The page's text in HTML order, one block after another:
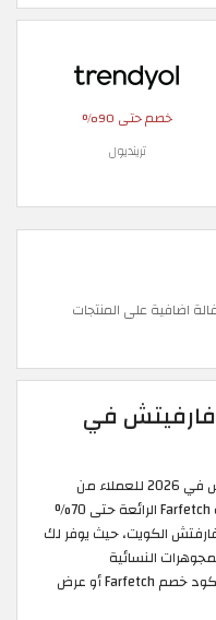
خصم حتى 90%
ترينديول
اضافية على المنتجات
في
هو أقوى كوبون خصم فارفتش في 2026 للعملاء من
الكويت. الان يمكنك الاستمتاع بخصومات Farfetch الرائعة حتى 70%
الكويت، حيث يوفر لك
النسائية
والإكسسوارات القيمة. قم بنسخ أفضل كود خصم Farfetch أو عرض